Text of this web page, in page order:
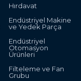
Hırdavat
Endüstriyel Makine
ve Yedek Parça
Endüstriyel
Otomasyon
Ürünleri
Filteleme ve Fan
Grubu